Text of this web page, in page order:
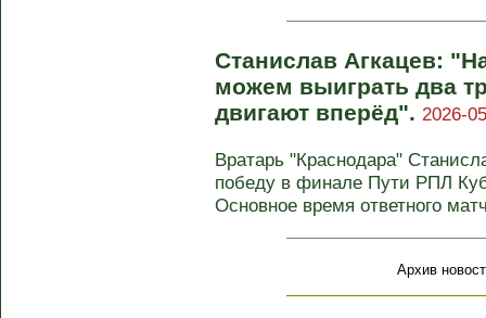
Станислав Агкацев:
можем выиграть два
двигают вперёд". 2026-
Вратарь "Краснодара"
победу в финале Пути РПЛ
Основное время ответного
Архив